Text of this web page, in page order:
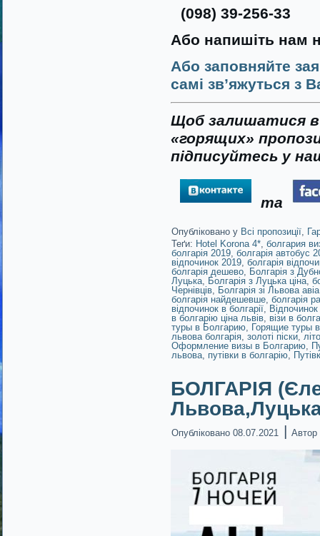
(098) 39-256-33
Або напишіть нам
Або заповняйте
самі зв’яжуться з
Щоб залишатися в
«горящих»
підписуйтесь у
та
Опубліковано у Всі пропозиції,
Теґи: Hotel Korona 4*, болгария
болгарія 2019, болгарія автобус
відпочинок 2019, болгарія
болгарія дешево, Болгарія з
Луцька, Болгарія з Луцька ціна,
Чернівців, Болгарія зі Львова авіа
болгарія найдешевше, болгарія
відпочинок в болгарії,
в болгарію ціна львів, візи в
туры в Болгарию, Горящие туры
львова болгарія, золоті піски,
Оформление визы в Болгарию,
львова, путівки в болгарію,
БОЛГАРІЯ
Опубліковано 08.07.2021 | Автор